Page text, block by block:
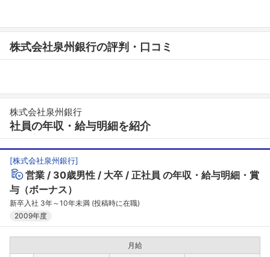
株式会社泉州銀行の評判・口コミ
株式会社泉州銀行
社員の年収・給与明細を紹介
[株式会社泉州銀行]
営業 30歳男性 大卒 正社員 の年収・給与明細・賞
与（ボーナス）
新卒入社 3年～10年未満 (投稿時に在職)
2009年度
月給